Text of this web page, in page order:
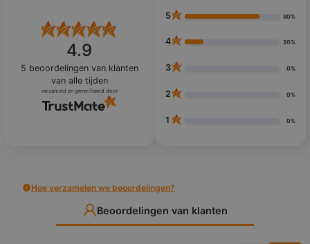
4.9
5 beoordelingen van klanten
van alle tijden
verzameld en geverifieerd door
5 80%
4 20%
3 0%
2 0%
1 0%
Hoe verzamelen we beoordelingen?
Beoordelingen van klanten